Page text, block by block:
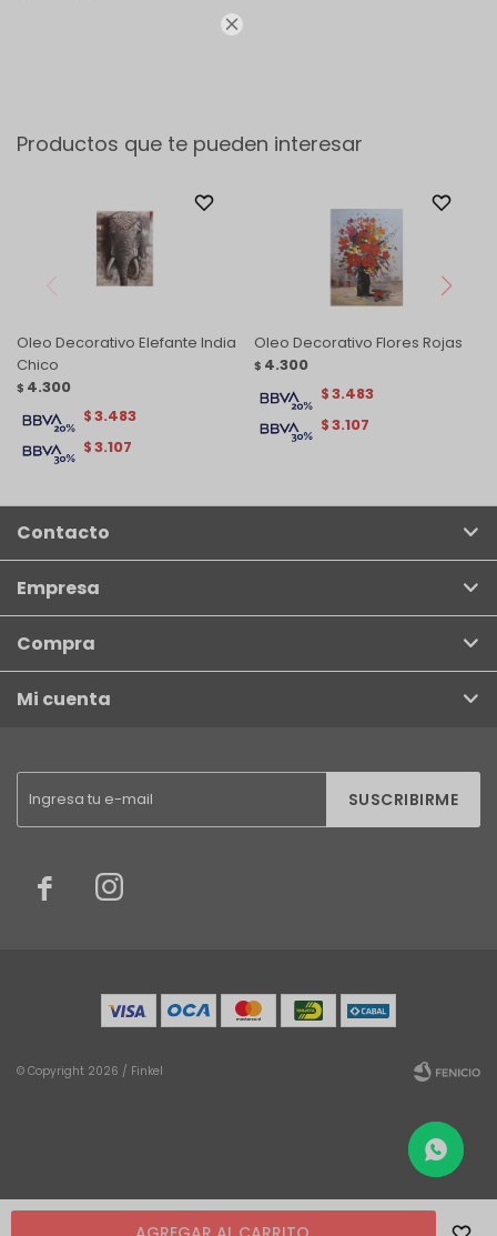

Productos que te pueden interesar
Oleo Decorativo Elefante India
Chico
$ 4.300
$3.107
$3.483
Oleo Decorativo Flores Rojas
$ 4.300
$3.107
$3.483
SUSCRIBIRME
 
Contacto
Empresa
Compra
Mi cuenta
© Copyright 2026 / Finkel
Fenicio